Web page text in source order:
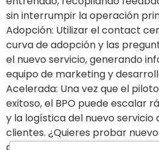
sin interrumpir la operación
Adopción: Utilizar el contact
curva de adopción y las
el nuevo servicio, generando
equipo de marketing y
Acelerada: Una vez que el
exitoso, el BPO puede escalar
y la logística del nuevo servicio
clientes. ¿Quieres probar